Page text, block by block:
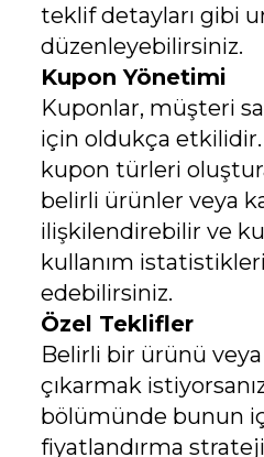
teklif detayları gibi
düzenleyebilirsiniz.
Kupon Yönetimi
Kuponlar, müşteri
için oldukça etkilidir.
kupon türleri
belirli ürünler veya
ilişkilendirebilir ve
kullanım
edebilirsiniz.
Özel Teklifler
Belirli bir ürünü
çıkarmak
bölümünde bunun
fiyatlandırma